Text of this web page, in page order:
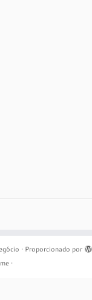
· Proporcionado por
·